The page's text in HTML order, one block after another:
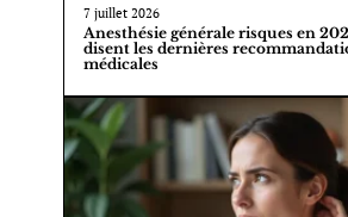
7 juillet 2026
Anesthésie générale risques en
disent les dernières
médicales